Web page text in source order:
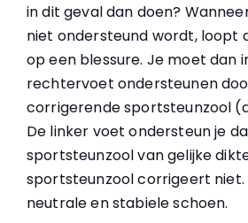
in dit geval dan doen?
niet ondersteund wordt, loopt
op een blessure. Je moet dan
rechtervoet ondersteunen
corrigerende sportsteunzool
De linker voet ondersteun je
sportsteunzool van gelijke
sportsteunzool corrigeert niet.
neutrale en stabiele schoen.